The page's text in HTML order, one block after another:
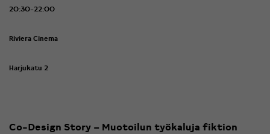
20:30-22:00
Riviera Cinema
Harjukatu 2
Co-Design Story – Muotoilun työkaluja fiktion